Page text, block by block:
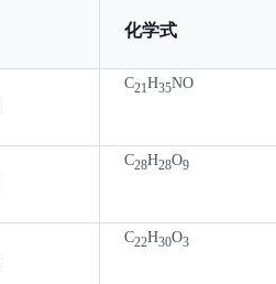
化学式
C21H35NO
C28H28O9
C22H30O3